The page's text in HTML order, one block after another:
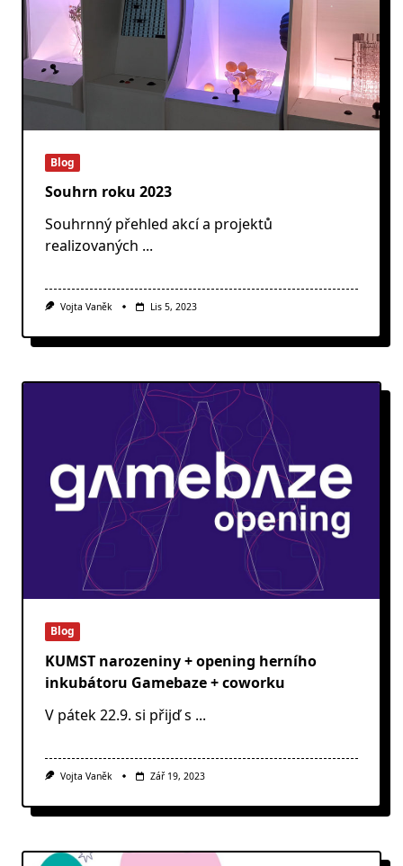
Blog
Souhrn roku 2023
Souhrnný přehled akcí a projektů
realizovaných ...
Vojta Vaněk Lis 5, 2023
Blog
KUMST narozeniny + opening herního
inkubátoru Gamebaze + coworku
V pátek 22.9. si přijď s ...
Vojta Vaněk Zář 19, 2023